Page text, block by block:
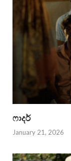
ෆාදර්
January 21, 2026